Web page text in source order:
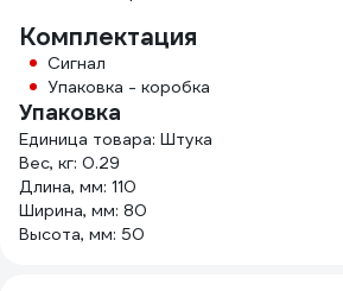
Комплектация
Сигнал
Упаковка - коробка
Упаковка
Единица товара: Штука
Вес, кг: 0.29
Длина, мм: 110
Ширина, мм: 80
Высота, мм: 50